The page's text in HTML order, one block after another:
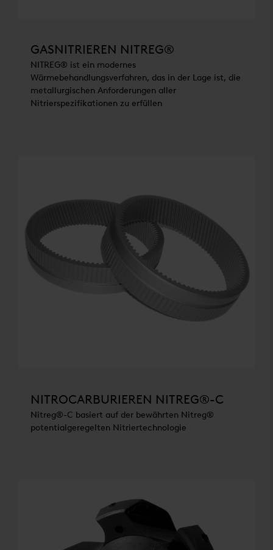
GASNITRIEREN NITREG®
NITREG® ist ein modernes
Wärmebehandlungsverfahren, das in der Lage ist, die
metallurgischen Anforderungen aller
Nitrierspezifikationen zu erfüllen
NITROCARBURIEREN NITREG®-C
Nitreg®-C basiert auf der bewährten Nitreg®
potentialgeregelten Nitriertechnologie